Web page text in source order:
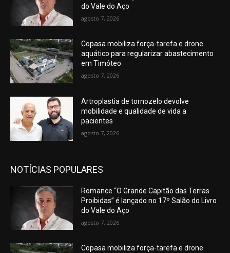
do Vale do Aço
agosto 7, 2026
Copasa mobiliza força-tarefa e drone
aquático para regularizar abastecimento
em Timóteo
agosto 7, 2026
Artroplastia de tornozelo devolve
mobilidade e qualidade de vida a
pacientes
agosto 7, 2026
NOTÍCIAS POPULARES
Romance “O Grande Capitão das Terras
Proibidas” é lançado no 17º Salão do Livro
do Vale do Aço
agosto 7, 2026
Copasa mobiliza força-tarefa e drone